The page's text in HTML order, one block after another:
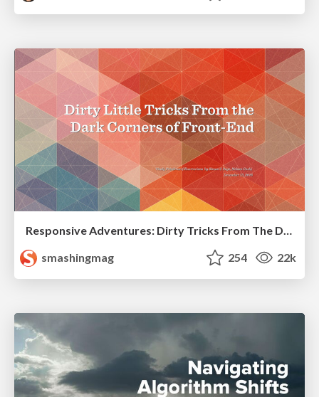
Responsive Adventures: Dirty Tricks From The Dark Corners of Front-End
smashingmag
254 22k